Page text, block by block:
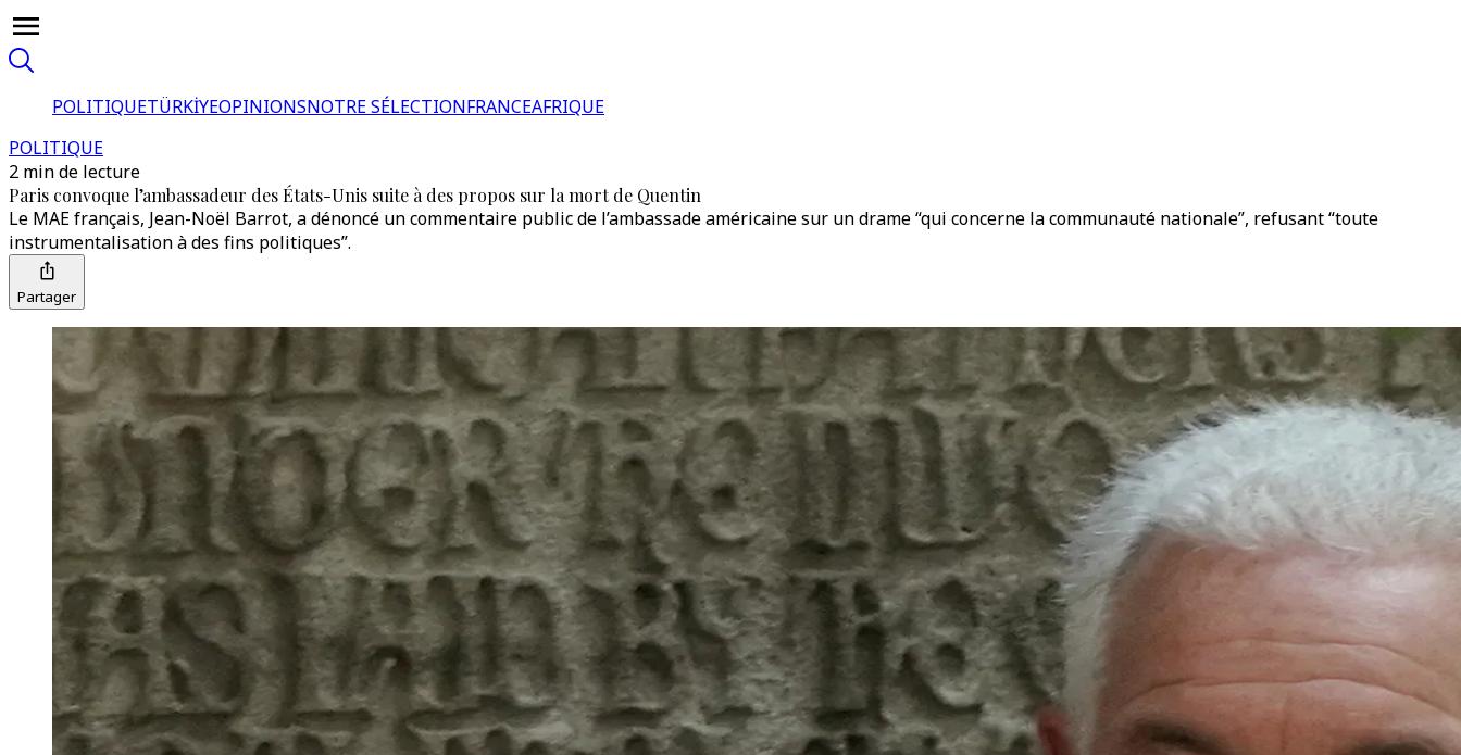
POLITIQUETÜRKİYEOPINIONSNOTRE SÉLECTIONFRANCEAFRIQUE
POLITIQUE
2 min de lecture
Paris convoque l’ambassadeur des États-Unis suite à des propos sur la mort de Quentin
Le MAE français, Jean-Noël Barrot, a dénoncé un commentaire public de l’ambassade américaine sur un drame “qui concerne la communauté nationale”, refusant “toute
instrumentalisation à des fins politiques”.
Partager